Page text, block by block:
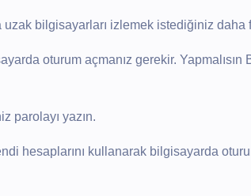
uzak bilgisayarları izlemek istediğiniz daha
oturum açmanız gerekir. Yapmalısın
parolayı yazın.
hesaplarını kullanarak bilgisayarda